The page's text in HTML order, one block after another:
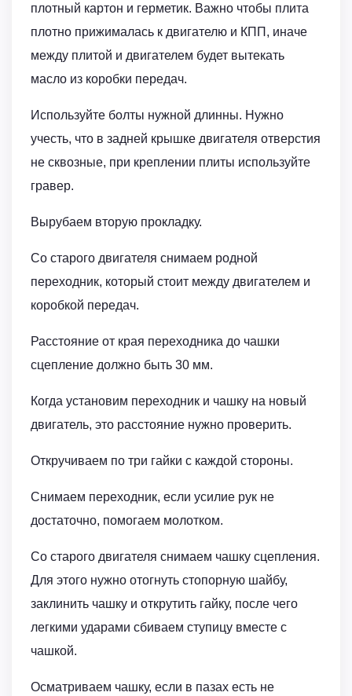
плотный картон и герметик. Важно чтобы плита
плотно прижималась к двигателю и КПП, иначе
между плитой и двигателем будет вытекать
масло из коробки передач.
Используйте болты нужной длинны. Нужно
учесть, что в задней крышке двигателя отверстия
не сквозные, при креплении плиты используйте
гравер.
Вырубаем вторую прокладку.
Со старого двигателя снимаем родной
переходник, который стоит между двигателем и
коробкой передач.
Расстояние от края переходника до чашки
сцепление должно быть 30 мм.
Когда установим переходник и чашку на новый
двигатель, это расстояние нужно проверить.
Откручиваем по три гайки с каждой стороны.
Снимаем переходник, если усилие рук не
достаточно, помогаем молотком.
Со старого двигателя снимаем чашку сцепления.
Для этого нужно отогнуть стопорную шайбу,
заклинить чашку и открутить гайку, после чего
легкими ударами сбиваем ступицу вместе с
чашкой.
Осматриваем чашку, если в пазах есть не